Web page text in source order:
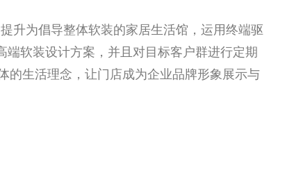
升为倡导整体软装的家居生活馆，运用终端驱
软装设计方案，并且对目标客户群进行定期
的生活理念，让门店成为企业品牌形象展示与